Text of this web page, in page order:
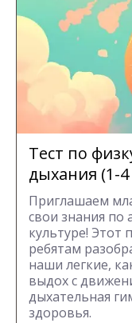
Тест по
дыхания (1-4
Приглашаем
свои знания по
культуре! Этот
ребятам
наши легкие,
выдох с
дыхательная
здоровья.